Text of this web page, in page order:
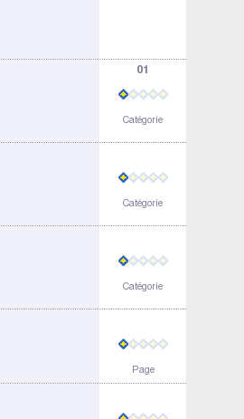
01
Catégorie
Catégorie
Catégorie
Page